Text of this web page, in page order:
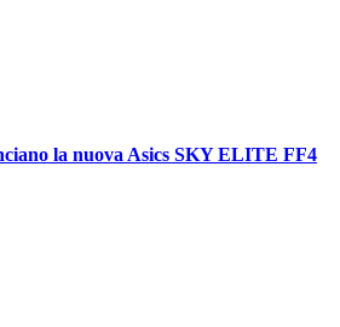
la nuova Asics SKY ELITE FF4